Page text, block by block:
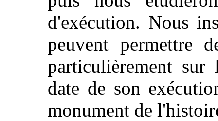
d'exécution. Nous
peuvent permettre
particulièrement
date de son
monument de